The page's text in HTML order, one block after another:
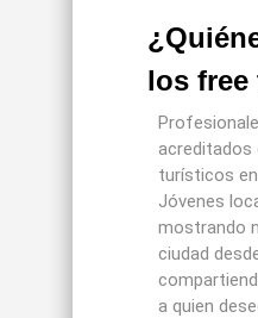
los free
acreditados
turísticos
Jóvenes
mostrando
ciudad
a quien